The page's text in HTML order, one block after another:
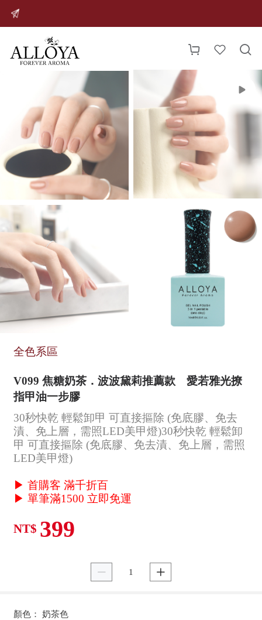
  

全色系區
V099 焦糖奶茶．波波黛莉推薦款 愛若雅光撩
指甲油一步膠
30秒快乾 輕鬆卸甲 可直接摳除 (免底膠、免去
漬、免上層，需照LED美甲燈)30秒快乾 輕鬆卸
甲 可直接摳除 (免底膠、免去漬、免上層，需照
LED美甲燈)
▶ 首購客 滿千折百
▶ 單筆滿1500 立即免運
NT$ 399
 
顏色： 奶茶色